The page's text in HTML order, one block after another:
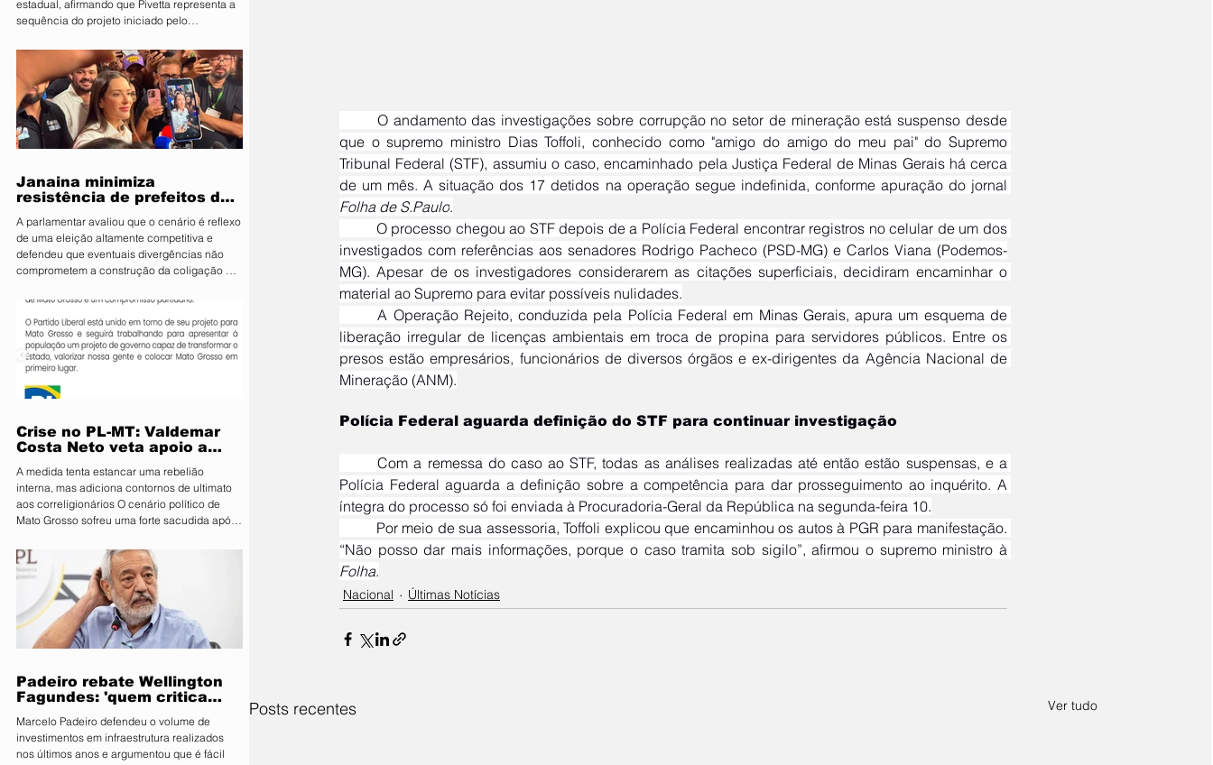
estadual, afirmando que Pivetta representa a
sequência do projeto iniciado pelo
deputado federal pelo Podemos, Neri Geller,
participa nesta terça-feira (4) da convenção
do Republicanos e afirmou acreditar que o
partido deve oficializar uma aliança com a
sigla para apoiar a candidatura do
governador Otaviano Pivetta ao Governo de
Mato Grosso. Ao lado do também candid
Janaina minimiza
resistência de prefeitos do
essencial para fortalecer
candidatura do MDB ao
Senado
A parlamentar avaliou que o cenário é reflexo
de uma eleição altamente competitiva e
defendeu que eventuais divergências não
comprometem a construção da coligação A
candidata ao Senado, minimizou nesta terça-
feira (4) a resistência de integrantes do PL à
aliança entre os dois partidos e afirmou que
as divergências são naturais diante da
disputa eleitoral. Segundo ela, o acordo é
estratégico para fortalecer o projeto do MDB
e ampliar
Crise no PL-MT: Valdemar
Costa Neto veta apoio a
punição
A medida tenta estancar uma rebelião
interna, mas adiciona contornos de ultimato
aos correligionários O cenário político de
Mato Grosso sofreu uma forte sacudida após
do Partido Liberal (PL). Em reunião de
emergência realizada em Brasília, o
presidente nacional da sigla, Valdemar Costa
Neto, determinou que prefeitos, vereadores e
parlamentares da legenda no estado estão
expressamente proibidos de manifestar apoio
público ou pedir v
Padeiro rebate Wellington
Fagundes: 'quem critica
que mostrar'
Marcelo Padeiro defendeu o volume de
investimentos em infraestrutura realizados
nos últimos anos e argumentou que é fácil
que o supremo ministro Dias Toffoli, conhecido como "amigo do amigo do meu pai" do Supremo
Tribunal Federal (STF), assumiu o caso, encaminhado pela Justiça Federal de Minas Gerais há cerca
Folha de S.Paulo.
investigados com referências aos senadores Rodrigo Pacheco (PSD-MG) e Carlos Viana (Podemos-
MG). Apesar de os investigadores considerarem as citações superficiais, decidiram encaminhar o
material ao Supremo para evitar possíveis nulidades.
	A Operação Rejeito, conduzida pela Polícia Federal em Minas Gerais, apura um esquema de
liberação irregular de licenças ambientais em troca de propina para servidores públicos. Entre os
presos estão empresários, funcionários de diversos órgãos e ex-dirigentes da Agência Nacional de
Mineração (ANM).
Polícia Federal aguarda definição do STF para continuar investigação
	Com a remessa do caso ao STF, todas as análises realizadas até então estão suspensas, e a
Polícia Federal aguarda a definição sobre a competência para dar prosseguimento ao inquérito. A
íntegra do processo só foi enviada à Procuradoria-Geral da República na segunda-feira 10.
Folha.
Nacional Últimas Notícias
Posts recentes Ver tudo